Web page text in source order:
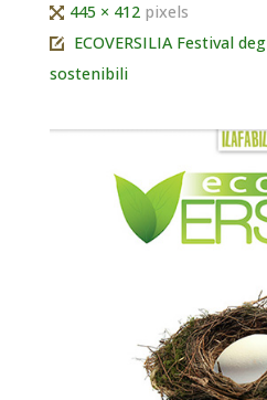
Tutta
larghezza
445 × 412 pixels
ECOVERSILIA Festival
sostenibili